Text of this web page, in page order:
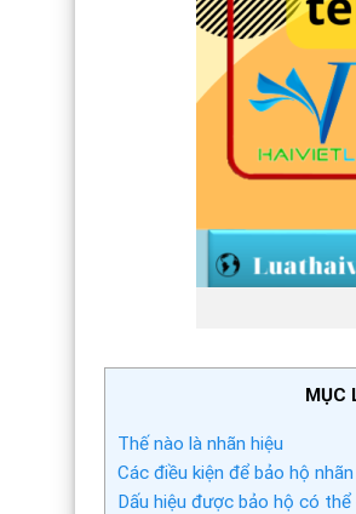
MỤC
Thế nào là nhãn hiệu
Các điều kiện để bảo hộ nhãn
Dấu hiệu được bảo hộ có